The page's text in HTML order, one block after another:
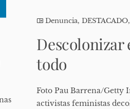
Denuncia,DESTACADO
todo
Foto Pau Barrena/Getty
activistas feministas